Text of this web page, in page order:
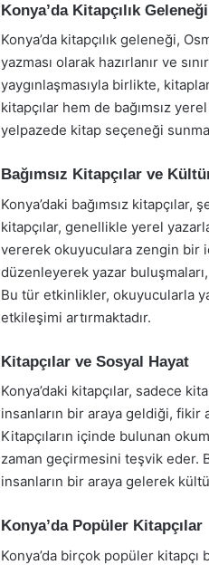
Konya’da Kitapçılık Geleneği
Konya’da kitapçılık geleneği,
yazması olarak hazırlanır ve
yaygınlaşmasıyla birlikte,
kitapçılar hem de bağımsız
yelpazede kitap seçeneği
Bağımsız Kitapçılar ve
Konya’daki bağımsız
kitapçılar, genellikle yerel
vererek okuyuculara zengin bir
düzenleyerek yazar
Bu tür etkinlikler, okuyucularla
etkileşimi artırmaktadır.
Kitapçılar ve Sosyal Hayat
Konya’daki kitapçılar, sadece
insanların bir araya geldiği, fikir
Kitapçıların içinde bulunan
zaman geçirmesini teşvik eder.
insanların bir araya gelerek
Konya’da Popüler Kitapçılar
Konya’da birçok popüler kitapçı